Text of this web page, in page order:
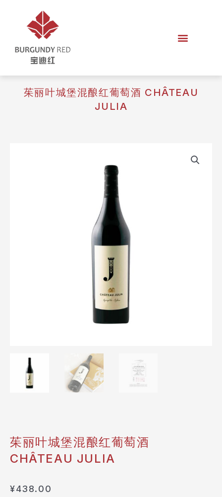
茱丽叶城堡混酿红葡萄酒 CHÂTEAU
JULIA
茱丽叶城堡混酿红葡萄酒
CHÂTEAU JULIA
¥438.00